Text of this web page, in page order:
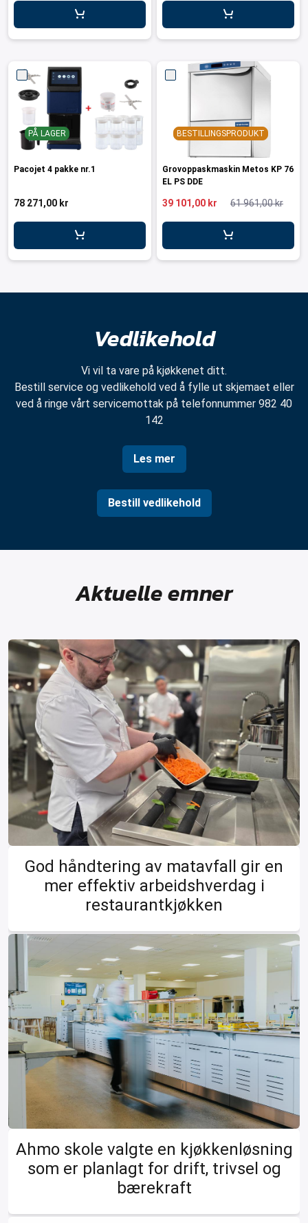
PÅ LAGER
Pacojet 4 pakke nr.1
78 271,00 kr
BESTILLINGSPRODUKT
Grovoppaskmaskin Metos KP 76
EL PS DDE
61 961,00 kr
39 101,00 kr
Vedlikehold
Vi vil ta vare på kjøkkenet ditt.
Bestill service og vedlikehold ved å fylle ut skjemaet eller
ved å ringe vårt servicemottak på telefonnummer 982 40
142
Les mer
Bestill vedlikehold
Aktuelle emner
God håndtering av matavfall gir en
mer effektiv arbeidshverdag i
restaurantkjøkken
Ahmo skole valgte en kjøkkenløsning
som er planlagt for drift, trivsel og
bærekraft